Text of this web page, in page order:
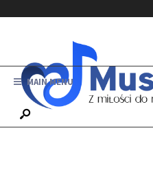
MAIN MENU